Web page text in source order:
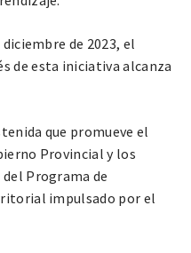
de 2023, el
de esta iniciativa alcanza
que promueve el
Provincial y los
Programa de
impulsado por el